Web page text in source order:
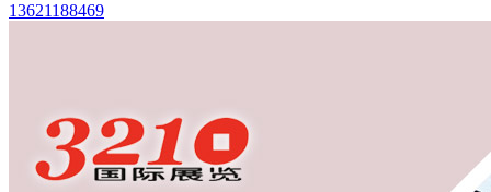
13621188469